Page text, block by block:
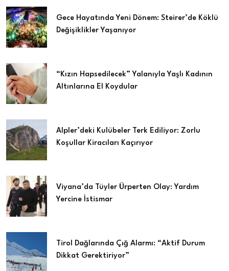
Gece Hayatında Yeni Dönem: Steirer’de Köklü
Değişiklikler Yaşanıyor
“Kızın Hapsedilecek” Yalanıyla Yaşlı Kadının
Altınlarına El Koydular
Alpler’deki Kulübeler Terk Ediliyor: Zorlu
Koşullar Kiracıları Kaçırıyor
Viyana’da Tüyler Ürperten Olay: Yardım
Yercine İstismar
Tirol Dağlarında Çığ Alarmı: “Aktif Durum
Dikkat Gerektiriyor”